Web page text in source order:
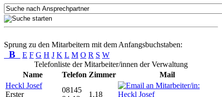
Sprung zu den Mitarbeitern mit dem Anfangsbuchstaben:
B E F G H J K L M O R S W
Telefonliste der Mitarbeiter/innen der Verwaltung
Name
Telefon Zimmer
Mail
Heckl Josef
Erster
08145
1.18